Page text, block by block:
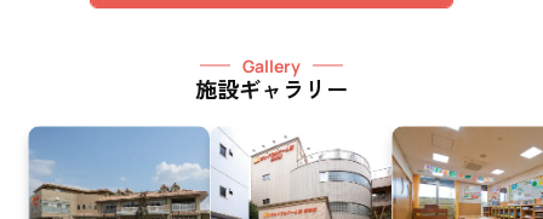
Gallery
施設ギャラリー